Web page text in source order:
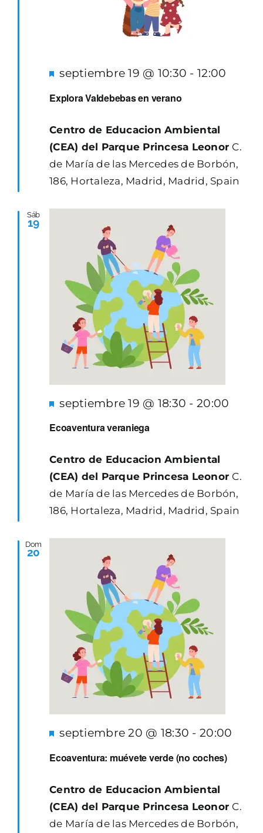
Explora Valdebebas en verano
Destacado
septiembre 19 @ 10:30 -12:00
Centro de Educacion Ambiental
(CEA) del Parque Princesa Leonor C.
de María de las Mercedes de Borbón,
186, Hortaleza, Madrid, Madrid, Spain
Sáb
19
Ecoaventura veraniega
Destacado
septiembre 19 @ 18:30 -20:00
Centro de Educacion Ambiental
(CEA) del Parque Princesa Leonor C.
de María de las Mercedes de Borbón,
186, Hortaleza, Madrid, Madrid, Spain
Dom
20
Ecoaventura: muévete verde (no coches)
Destacado
septiembre 20 @ 18:30 -20:00
Centro de Educacion Ambiental
(CEA) del Parque Princesa Leonor C.
de María de las Mercedes de Borbón,